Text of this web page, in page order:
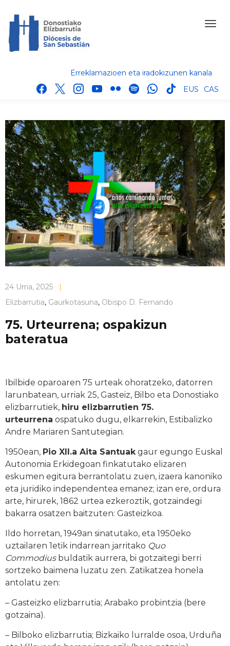
Erreklamazioen eta iradokizunen kanala
facebook
x instagram
youtube
flickr spotifywhatsapp
tik
EUS CAS
24 Urria, 2025
|
Elizbarrutia, Gaurkotasuna, Obispo D. Fernando
75. Urteurrena; ospakizun
bateratua
Ibilbide oparoaren 75 urteak ohoratzeko, datorren
larunbatean, urriak 25, Gasteiz, Bilbo eta Donostiako
elizbarrutiek, hiru elizbarrutien 75.
urteurrena ospatuko dugu, elkarrekin, Estibalizko
Andre Mariaren Santutegian.
1950ean, Pio XII.a Aita Santuakgaur egungo Euskal
Autonomia Erkidegoan finkatutako elizaren
eskumen egitura berrantolatu zuen, izaera kanoniko
eta juridiko independentea emanez; izan ere, ordura
arte, hirurek, 1862 urtea ezkeroztik, gotzaindegi
bakarra osatzen baitzuten: Gasteizkoa.
Ildo horretan, 1949an sinatutako, eta 1950eko
uztailaren 1etik indarrean jarritako Quo
Commodiusbuldatik aurrera, bi gotzaitegi berri
sortzeko baimena luzatu zen. Zatikatzea honela
antolatu zen:
– Gasteizko elizbarrutia; Arabako probintzia (bere
gotzaina).
– Bilboko elizbarrutia; Bizkaiko lurralde osoa, Urduña